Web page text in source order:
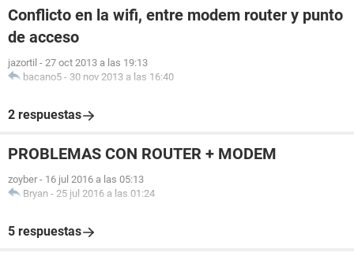
Conflicto en la wifi, entre modem router y punto
de acceso
jazortil - 27 oct 2013 a las 19:13
bacano5 - 30 nov 2013 a las 16:40
2 respuestas
PROBLEMAS CON ROUTER + MODEM
zoyber - 16 jul 2016 a las 05:13
Bryan - 25 jul 2016 a las 01:24
5 respuestas